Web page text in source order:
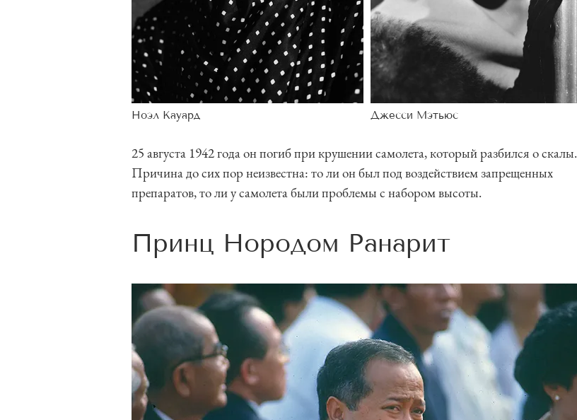
Ноэл Кауард Джесси Мэтьюс
25 августа 1942 года он погиб при крушении самолета, который разбился о скалы.
Причина до сих пор неизвестна: то ли он был под воздействием запрещенных
препаратов, то ли у самолета были проблемы с набором высоты.
Принц Нородом Ранарит